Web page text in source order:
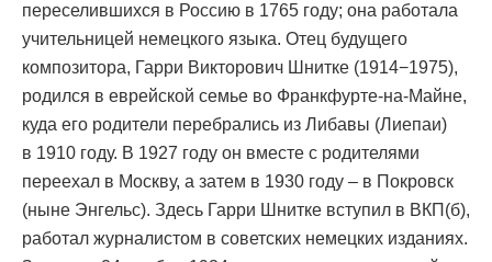
переселившихся в Россию в 1765 году; она работала
учительницей немецкого языка. Отец будущего
композитора, Гарри Викторович Шнитке (1914−1975),
родился в еврейской семье во Франкфурте-на-Майне,
куда его родители перебрались из Либавы (Лиепаи)
в 1910 году. В 1927 году он вместе с родителями
переехал в Москву, а затем в 1930 году – в Покровск
(ныне Энгельс). Здесь Гарри Шнитке вступил в ВКП(б),
работал журналистом в советских немецких изданиях.